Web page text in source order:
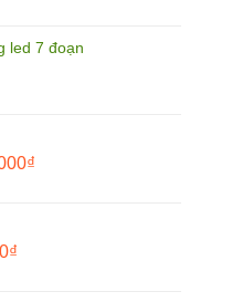
led 7 đoạn
₫Giá
₫Giá